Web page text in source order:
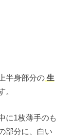
半身部分の 生
。
に1枚薄手のも
部分に、白い